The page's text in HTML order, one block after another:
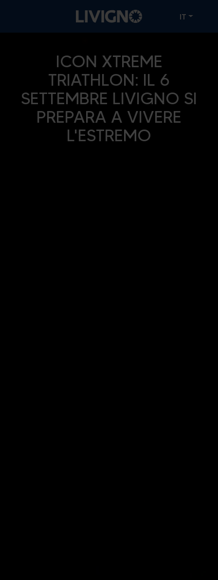
IT
ICON XTREME
TRIATHLON: IL 6
SETTEMBRE LIVIGNO SI
PREPARA A VIVERE
L'ESTREMO